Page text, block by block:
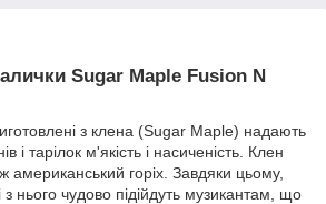
Sugar Maple Fusion N
з клена (Sugar Maple) надають
і тарілок м'якість і насиченість. Клен
американський горіх. Завдяки цьому,
з нього чудово підійдуть музикантам, що